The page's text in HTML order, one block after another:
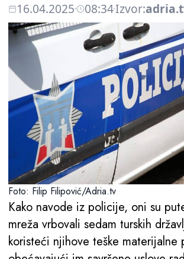
16.04.2025 08:34Izvor:
Foto: Filip Filipović/Adria.tv
Kako navode iz policije, oni su
mreža vrbovali sedam turskih
koristeći njihove teške materijalne